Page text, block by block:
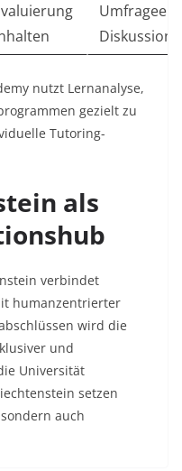
nutzt Lernanalyse,
gezielt zu
Tutoring-
als
verbindet
humanzentrierter
wird die
und
Universität
setzen
auch